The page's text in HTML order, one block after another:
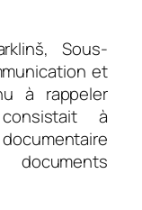
Sous-
et
à rappeler
à